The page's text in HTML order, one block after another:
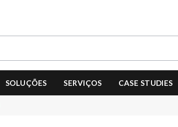
SOLUÇÕES SERVIÇOS CASE STUDIES